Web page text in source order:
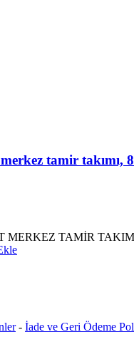
tamir takımı,
MERKEZ TAMİR
- İade ve Geri Ödeme